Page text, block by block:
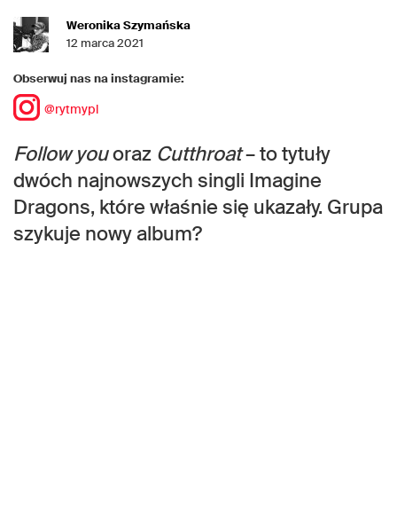
Weronika Szymańska
12 marca 2021
Obserwuj nas na instagramie:
@rytmypl
Follow youoraz Cutthroat– to tytuły
dwóch najnowszych singli Imagine
Dragons, które właśnie się ukazały. Grupa
szykuje nowy album?